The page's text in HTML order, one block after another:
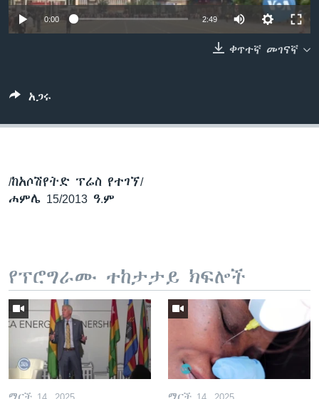
0:00 2:49
ቀጥተኛ መገናኛ
አጋሩ
/ከአሶሽየትድ ፕሬስ የተገኘ/
ሐምሌ 15/2013 ዓ.ም
የፕሮግራሙ ተከታታይ ክፍሎች